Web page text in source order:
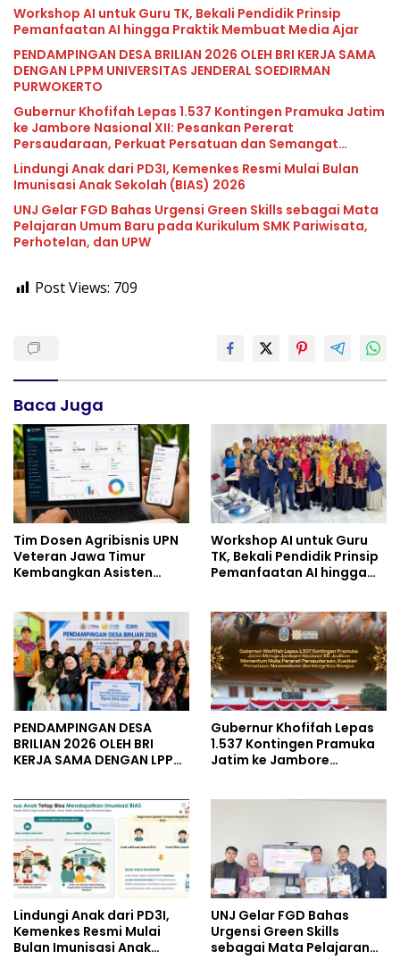
Workshop AI untuk Guru TK, Bekali Pendidik Prinsip
Pemanfaatan AI hingga Praktik Membuat Media Ajar
PENDAMPINGAN DESA BRILIAN 2026 OLEH BRI KERJA SAMA
DENGAN LPPM UNIVERSITAS JENDERAL SOEDIRMAN
PURWOKERTO
Gubernur Khofifah Lepas 1.537 Kontingen Pramuka Jatim
ke Jambore Nasional XII: Pesankan Pererat
Persaudaraan, Perkuat Persatuan dan Semangat
Nasionalisme
Lindungi Anak dari PD3I, Kemenkes Resmi Mulai Bulan
Imunisasi Anak Sekolah (BIAS) 2026
UNJ Gelar FGD Bahas Urgensi Green Skills sebagai Mata
Pelajaran Umum Baru pada Kurikulum SMK Pariwisata,
Perhotelan, dan UPW
Post Views: 709
Baca Juga
Tim Dosen Agribisnis UPN
Veteran Jawa Timur
Kembangkan Asisten
UMKM
Workshop AI untuk Guru
TK, Bekali Pendidik Prinsip
Pemanfaatan AI hingga
PENDAMPINGAN DESA
BRILIAN 2026 OLEH BRI
KERJA SAMA DENGAN LPPM
Gubernur Khofifah Lepas
1.537 Kontingen Pramuka
Jatim ke Jambore
Lindungi Anak dari PD3I,
Kemenkes Resmi Mulai
Bulan Imunisasi Anak
UNJ Gelar FGD Bahas
Urgensi Green Skills
sebagai Mata Pelajaran